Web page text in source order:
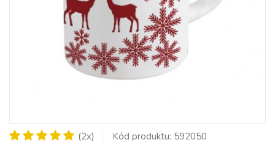
(2x) Kód produktu: 592050